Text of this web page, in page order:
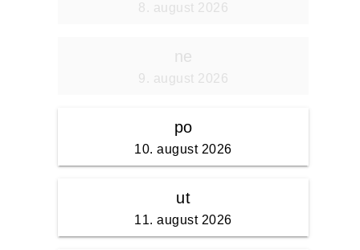
8. august 2026
ne
9. august 2026
po
10. august 2026
ut
11. august 2026